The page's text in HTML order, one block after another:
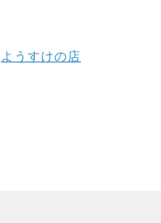
ようすけの店